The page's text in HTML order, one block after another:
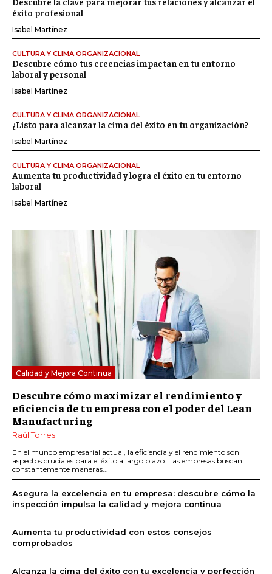
éxito profesional
Isabel Martínez
CULTURA Y CLIMA ORGANIZACIONAL
Descubre cómo tus creencias impactan en tu entorno
laboral y personal
Isabel Martínez
CULTURA Y CLIMA ORGANIZACIONAL
¿Listo para alcanzar la cima del éxito en tu organización?
Isabel Martínez
CULTURA Y CLIMA ORGANIZACIONAL
Aumenta tu productividad y logra el éxito en tu entorno
laboral
Isabel Martínez
Calidad y Mejora Continua
Descubre cómo maximizar el rendimiento y
eficiencia de tu empresa con el poder del Lean
Manufacturing
Raúl Torres
En el mundo empresarial actual, la eficiencia y el rendimiento son
aspectos cruciales para el éxito a largo plazo. Las empresas buscan
constantemente maneras...
Asegura la excelencia en tu empresa: descubre cómo la
inspección impulsa la calidad y mejora continua
Aumenta tu productividad con estos consejos
comprobados
Alcanza la cima del éxito con tu excelencia y perfección